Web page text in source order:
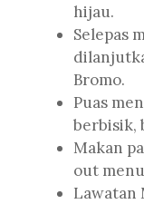
hijau.
Selepas
Bromo.
Puas
berbisik,
Makan
out
Lawatan